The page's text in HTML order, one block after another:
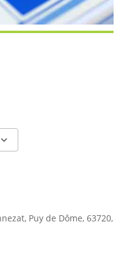
Puy de Dôme, 63720,